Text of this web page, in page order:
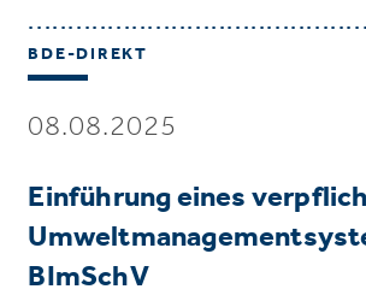
BDE-DIREKT
08.08.2025
Einführung eines
BImSchV